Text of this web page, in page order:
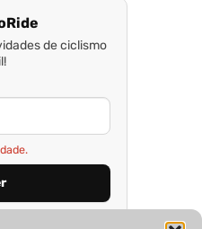
de ciclismo